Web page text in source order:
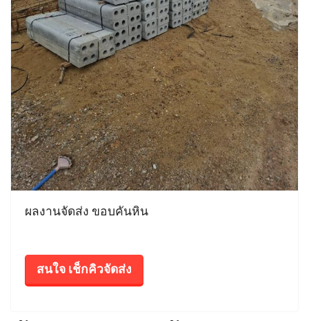
ผลงานจัดส่ง ขอบคันหิน
สนใจ เช็กคิวจัดส่ง